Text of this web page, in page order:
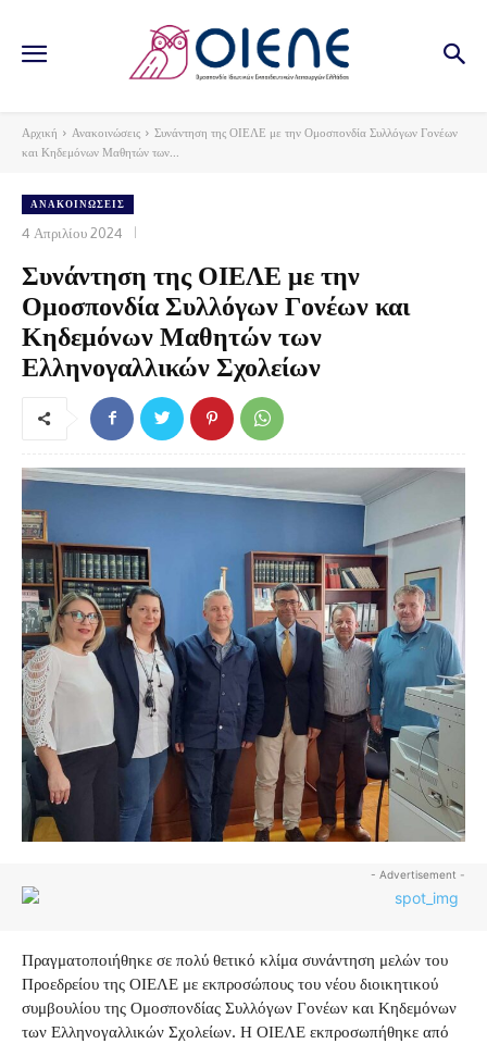
Αρχική Ανακοινώσεις
Συνάντηση της ΟΙΕΛΕ με την Ομοσπονδία Συλλόγων Γονέων
και Κηδεμόνων Μαθητών των...
ΑΝΑΚΟΙΝΏΣΕΙΣ
4 Απριλίου 2024
Συνάντηση της ΟΙΕΛΕ με την
Ομοσπονδία Συλλόγων Γονέων και
Κηδεμόνων Μαθητών των
Ελληνογαλλικών Σχολείων
- Advertisement -
Πραγματοποιήθηκε σε πολύ θετικό κλίμα συνάντηση μελών του
Προεδρείου της ΟΙΕΛΕ με εκπροσώπους του νέου διοικητικού
συμβουλίου της Ομοσπονδίας Συλλόγων Γονέων και Κηδεμόνων
των Ελληνογαλλικών Σχολείων. Η ΟΙΕΛΕ εκπροσωπήθηκε από